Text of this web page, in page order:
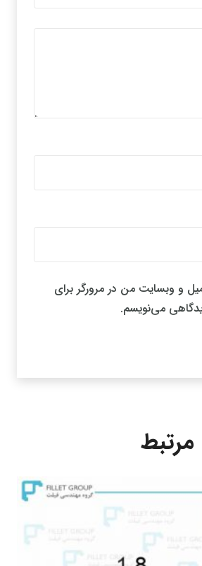
و وبسایت من در مرورگر برای
می‌نویسم.